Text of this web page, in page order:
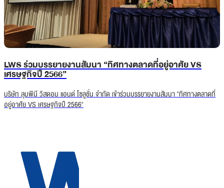
LWS ร่วมบรรยายงานสัมนา “ทิศทางตลาดที่อยู่อาศัย VS
เศรษฐกิจปี 2566”
บริษัท ลุมพินี วิสดอม แอนด์ โซลูชั่น จํากัด เข้าร่วมบรรยายงานสัมนา "ทิศทางตลาดที่
อยู่อาศัย VS เศรษฐกิจปี 2566"